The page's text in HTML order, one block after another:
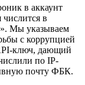
в аккаунт
в
Мы указываем
с коррупцией
ключ, дающий
по IP-
почту ФБК.